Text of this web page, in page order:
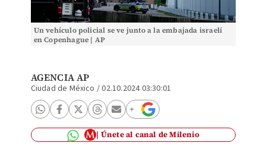
Un vehículo policial se ve junto a la embajada israelí
en Copenhague | AP
AGENCIA AP
Ciudad de México /02.10.2024 03:30:01
Únete al canal de Milenio